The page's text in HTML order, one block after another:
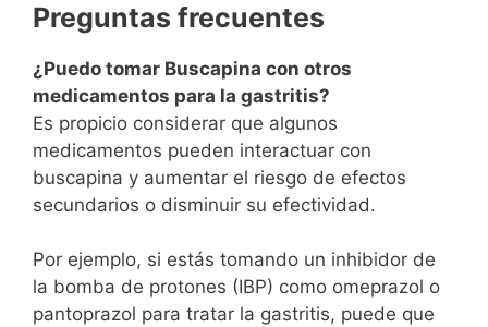
Preguntas frecuentes
¿Puedo tomar Buscapina con otros
medicamentos para la gastritis?
Es propicio considerar que algunos
medicamentos pueden interactuar con
buscapina y aumentar el riesgo de efectos
secundarios o disminuir su efectividad.
Por ejemplo, si estás tomando un inhibidor de
la bomba de protones (IBP) como omeprazol o
pantoprazol para tratar la gastritis, puede que